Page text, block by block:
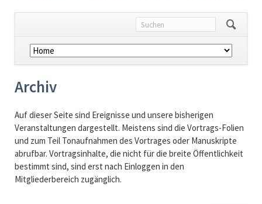
Navigation
überspringen
Archiv
Auf dieser Seite sind Ereignisse und unsere bisherigen
Veranstaltungen dargestellt. Meistens sind die Vortrags-Folien
und zum Teil Tonaufnahmen des Vortrages oder Manuskripte
abrufbar. Vortragsinhalte, die nicht für die breite Öffentlichkeit
bestimmt sind, sind erst nach Einloggen in den
Mitgliederbereich zugänglich.